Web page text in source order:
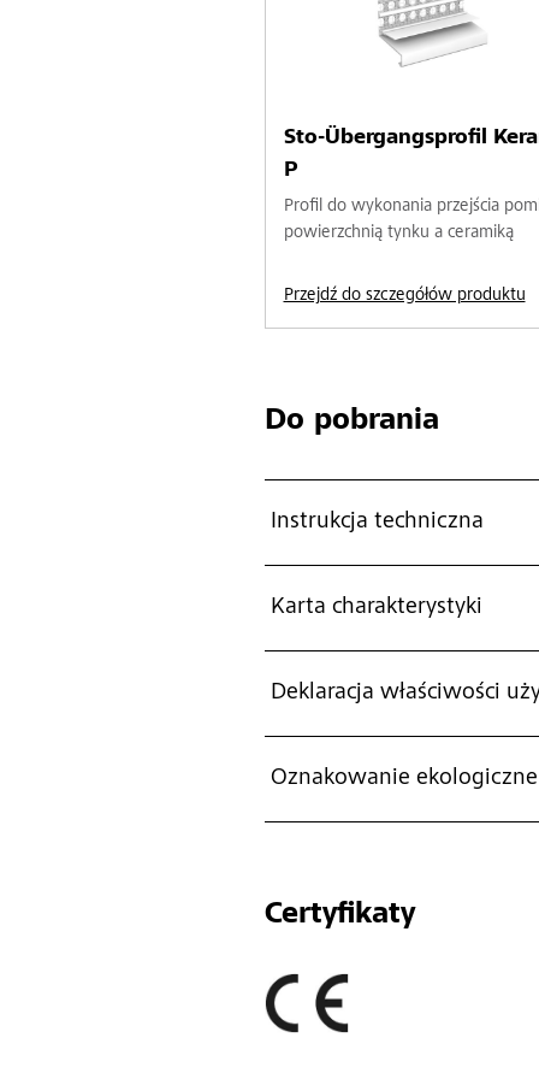
Sto-Übergangsprofil
P
Profil do wykonania przejścia
powierzchnią tynku a ceramiką
Przejdź do szczegółów produktu
Do pobrania
Instrukcja techniczna
Karta charakterystyki
Deklaracja właściwości
Oznakowanie ekologiczne
Certyfikaty